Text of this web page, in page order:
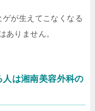
が生えてこなくなる
ありません。
は湘南美容外科の